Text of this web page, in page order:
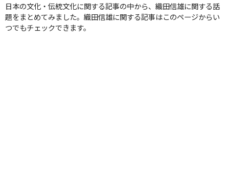
日本の文化・伝統文化に関する記事の中から、織田信雄に関する話
題をまとめてみました。織田信雄に関する記事はこのページからい
つでもチェックできます。